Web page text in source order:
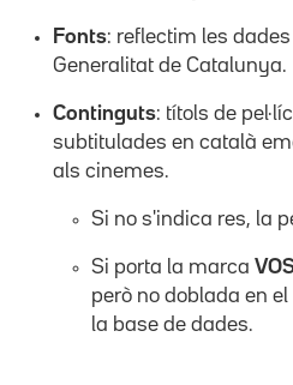
Fonts: reflectim les
Generalitat de Catalunya.
Continguts: títols de
subtitulades en català
als cinemes.
Si no s'indica res, la
Si porta la marca
però no doblada en
la base de dades.